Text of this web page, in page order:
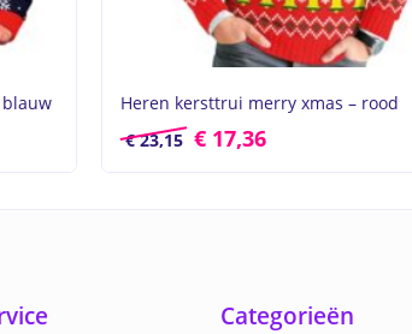
Heren kersttrui merry xmas – rood
€23,15 € 17,36
Categorieën